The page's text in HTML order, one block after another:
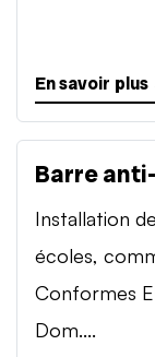
En savoir plus
Barre
Installation
écoles,
Conformes
Dom....